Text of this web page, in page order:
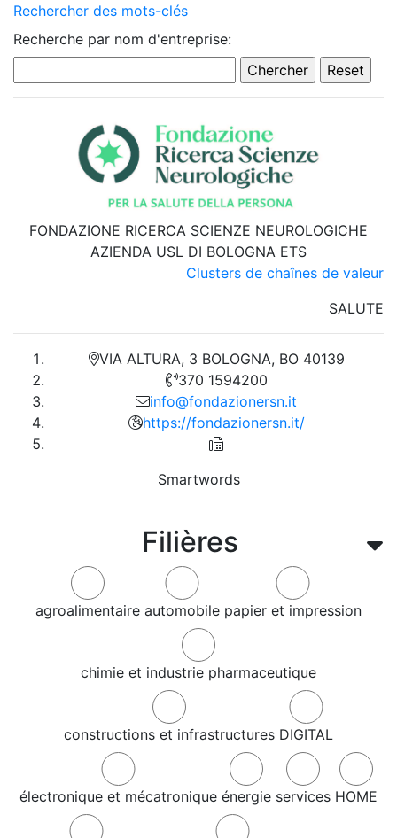
Rechercher des mots-clés
Recherche par nom d'entreprise:
Filières
agroalimentaire automobile papier et impression
chimie et industrie pharmaceutique
constructions et infrastructures DIGITAL
électronique et mécatronique énergie services HOME
FONDAZIONE RICERCA SCIENZE NEUROLOGICHE
AZIENDA USL DI BOLOGNA ETS
Clusters de chaînes de valeur
SALUTE
VIA ALTURA, 3 BOLOGNA, BO 40139
370 1594200
info@fondazionersn.it
https://fondazionersn.it/
Smartwords